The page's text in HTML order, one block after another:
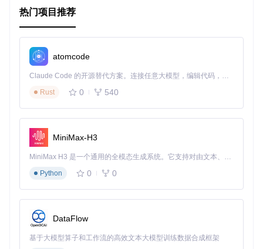
热门项目推荐
atomcode
Claude Code 的开源替代方案。连接任意大模型，编辑代码，运行命令，自动验证 — 全自动执行。用 Rust 构建，极致性能。 ｜ An open-source alternative to Claude Code. Connect any LLM, edit code, run commands, and verify changes — autonomously. Built in Rust for speed. Get Started
Rust
0 540
MiniMax-H3
MiniMax H3 是一个通用的全模态生成系统。它支持对由文本、图像、视频和音频组成的多模态上下文进行统一理解，并能生成分辨率高达 2K、时长可达 15 秒的带原生立体声音频的视频。得益于面向任务泛化的系统设计，H3 在预训练阶段就已具备广泛的多模态上下文理解与生成能力，能够出色地执行复杂的多模态指令。
Python
0 0
DataFlow
基于大模型算子和工作流的高效文本大模型训练数据合成框架